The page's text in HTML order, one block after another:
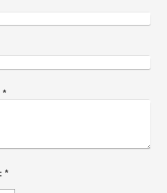
*
Captcha (Spam-Schutz-Code): *